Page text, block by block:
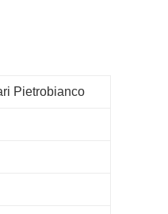
Pietrobianco